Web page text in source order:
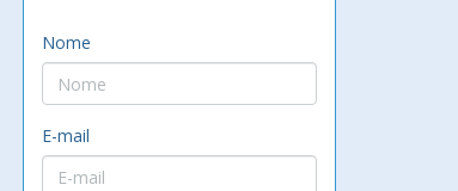
Nome
E-mail